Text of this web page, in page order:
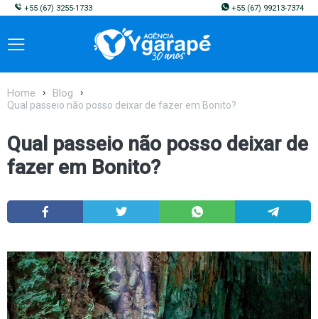
+55 (67) 3255-1733 +55 (67) 99213-7374
Home Blog
Qual passeio não posso deixar de fazer em Bonito?
Qual passeio não posso deixar de
fazer em Bonito?